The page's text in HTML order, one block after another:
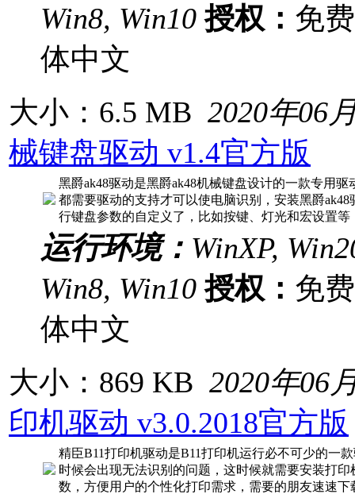
Win8, Win10 授权： 免
体中文
大小：6.5 MB 2020年06
械键盘驱动 v1.4官方版
黑爵ak48驱动是黑爵ak48机械键盘设计的一款专用
都需要驱动的支持才可以使电脑识别，安装黑爵
行键盘参数的自定义了，比如按键、灯光和宏设置
运行环境： WinXP,
Win8, Win10 授权： 免
体中文
大小：869 KB 2020年06
印机驱动 v3.0.2018官方版
精臣B11打印机驱动是B11打印机运行必不可少的一
时候会出现无法识别的问题，这时候就需要安装打
数，方便用户的个性化打印需求，需要的朋友速速